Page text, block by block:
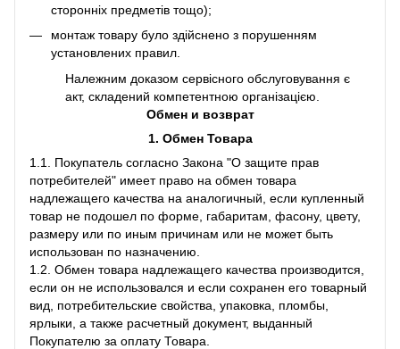
сторонніх предметів тощо);
монтаж товару було здійснено з порушенням
установлених правил.
Належним доказом сервісного обслуговування є
акт, складений компетентною організацією.
Обмен и возврат
1. Обмен Товара
1.1. Покупатель согласно Закона "О защите прав
потребителей" имеет право на обмен товара
надлежащего качества на аналогичный, если купленный
товар не подошел по форме, габаритам, фасону, цвету,
размеру или по иным причинам или не может быть
использован по назначению.
1.2. Обмен товара надлежащего качества производится,
если он не использовался и если сохранен его товарный
вид, потребительские свойства, упаковка, пломбы,
ярлыки, а также расчетный документ, выданный
Покупателю за оплату Товара.